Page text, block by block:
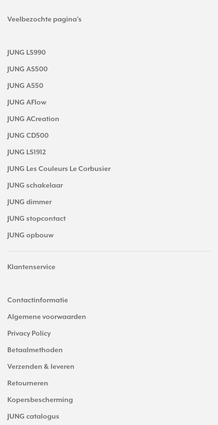
Veelbezochte pagina's
JUNG LS990
JUNG AS500
JUNG A550
JUNG AFlow
JUNG ACreation
JUNG CD500
JUNG LS1912
JUNG Les Couleurs Le Corbusier
JUNG schakelaar
JUNG dimmer
JUNG stopcontact
JUNG opbouw
Klantenservice
Contactinformatie
Algemene voorwaarden
Privacy Policy
Betaalmethoden
Verzenden & leveren
Retourneren
Kopersbescherming
JUNG catalogus